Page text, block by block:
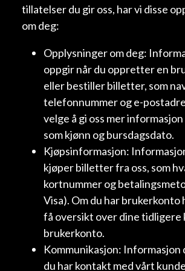
tillatelser du gir oss, har vi disse
om deg:
Opplysninger om deg:
oppgir når du oppretter en
eller bestiller billetter, som
telefonnummer og e-
velge å gi oss mer informasjon
som kjønn og bursdagsdato.
Kjøpsinformasjon:
kjøper billetter fra oss, som
kortnummer og
Visa). Om du har brukerkonto
få oversikt over dine tidligere
brukerkonto.
Kommunikasjon: Informasjon
du har kontakt med vårt